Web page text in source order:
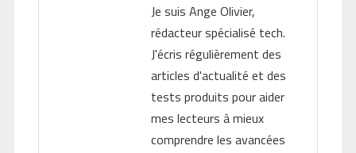
Je suis Ange Olivier,
rédacteur spécialisé tech.
J'écris régulièrement des
articles d'actualité et des
tests produits pour aider
mes lecteurs à mieux
comprendre les avancées